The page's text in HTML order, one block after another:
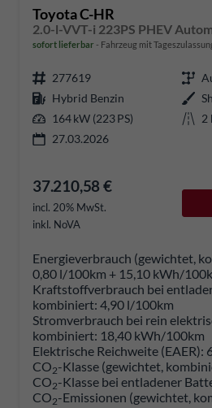
Toyota C-HR
sofort lieferbar Fahrzeug mit
277619
Hybrid Benzin
164 kW (223 PS)
2
27.03.2026
37.210,58 €
incl. 20% MwSt.
inkl. NoVA
Energieverbrauch (gewichtet,
0,80 l/100km + 15,10 kWh/
Kraftstoffverbrauch bei
kombiniert: 4,90 l/100km
Stromverbrauch bei rein
kombiniert: 18,40 kWh/100km
Elektrische Reichweite (EAER):
CO2-Klasse (gewichtet,
CO2-Klasse bei entladener
CO2-Emissionen (gewichtet,